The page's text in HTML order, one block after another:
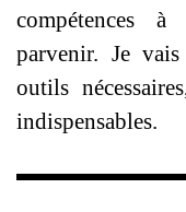
compétences
parvenir. Je
outils
indispensables.